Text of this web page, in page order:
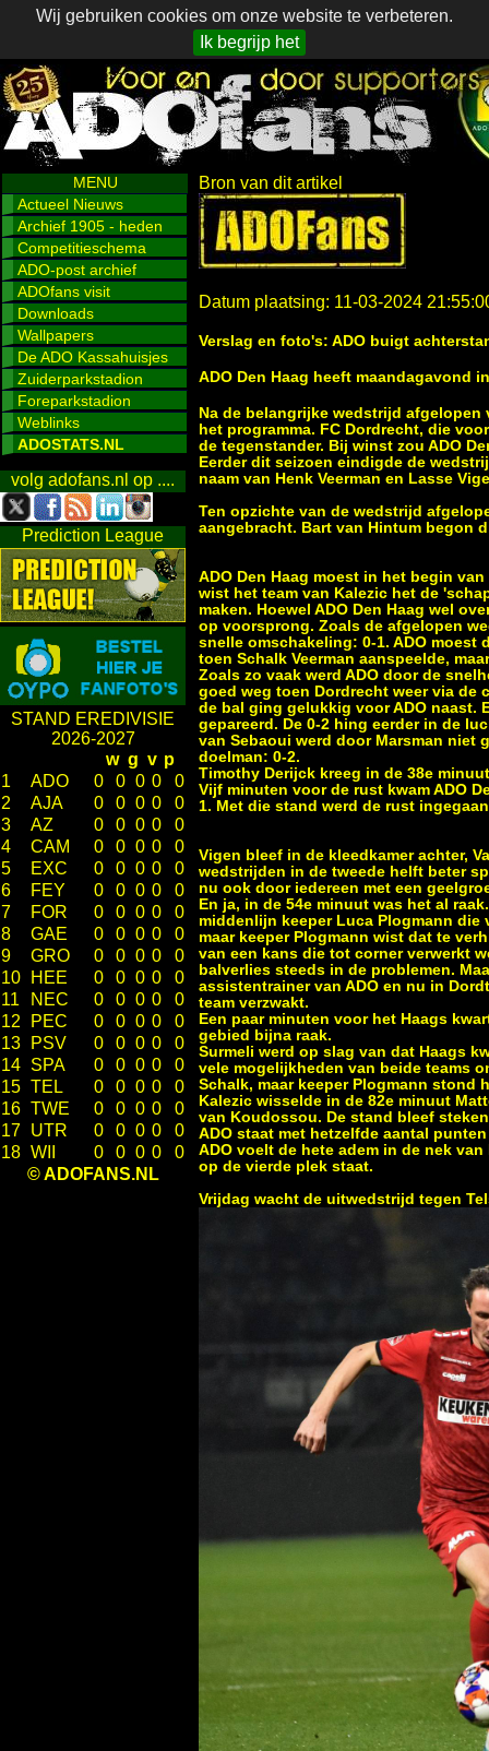
Wij gebruiken cookies om onze website te verbeteren.
Ik begrijp het
MENU
Actueel Nieuws
Archief 1905 - heden
Competitieschema
ADO-post archief
ADOfans visit
Downloads
Wallpapers
De ADO Kassahuisjes
Zuiderparkstadion
Foreparkstadion
Weblinks
ADOSTATS.NL
volg adofans.nl op ....
Prediction League
STAND EREDIVISIE
2026-2027
w g v p
1
ADO 0 0 0 0
0
2
AJA 0 0 0 0
0
3
AZ 0 0 0 0
0
4
CAM 0 0 0 0
0
5
EXC 0 0 0 0
0
6
FEY 0 0 0 0
0
7
FOR 0 0 0 0
0
8
GAE 0 0 0 0
0
9
GRO 0 0 0 0
0
10
HEE 0 0 0 0
0
11
NEC 0 0 0 0
0
12
PEC 0 0 0 0
0
13
PSV 0 0 0 0
0
14 SPA 0 0 0 0
0
15 TEL 0 0 0 0
0
16 TWE 0 0 0 0
0
17 UTR 0 0 0 0
0
18 WII 0 0 0 0
0
© ADOFANS.NL
Bron van dit artikel
Datum plaatsing: 11-03-2024
Verslag en foto's: ADO buigt
ADO Den Haag heeft maandagavond
Na de belangrijke wedstrijd
het programma. FC Dordrecht, die
de tegenstander. Bij winst zou ADO
Eerder dit seizoen eindigde de
naam van Henk Veerman en Lasse
Ten opzichte van de wedstrijd
aangebracht. Bart van Hintum begon
ADO Den Haag moest in het begin
wist het team van Kalezic het de
maken. Hoewel ADO Den Haag wel
op voorsprong. Zoals de afgelopen
snelle omschakeling: 0-1. ADO moest
toen Schalk Veerman aanspeelde,
Zoals zo vaak werd ADO door de
goed weg toen Dordrecht weer via de
de bal ging gelukkig voor ADO naast.
gepareerd. De 0-2 hing eerder in de
van Sebaoui werd door Marsman niet
doelman: 0-2.
Timothy Derijck kreeg in de 38e
Vijf minuten voor de rust kwam ADO
1. Met die stand werd de rust
Vigen bleef in de kleedkamer achter,
wedstrijden in de tweede helft beter
nu ook door iedereen met een
En ja, in de 54e minuut was het al
middenlijn keeper Luca Plogmann die
maar keeper Plogmann wist dat te
van een kans die tot corner verwerkt
balverlies steeds in de problemen.
assistentrainer van ADO en nu in
team verzwakt.
Een paar minuten voor het Haags
gebied bijna raak.
Surmeli werd op slag van dat Haags
vele mogelijkheden van beide teams
Schalk, maar keeper Plogmann stond
Kalezic wisselde in de 82e minuut
van Koudossou. De stand bleef
ADO staat met hetzelfde aantal
ADO voelt de hete adem in de nek
op de vierde plek staat.
Vrijdag wacht de uitwedstrijd tegen